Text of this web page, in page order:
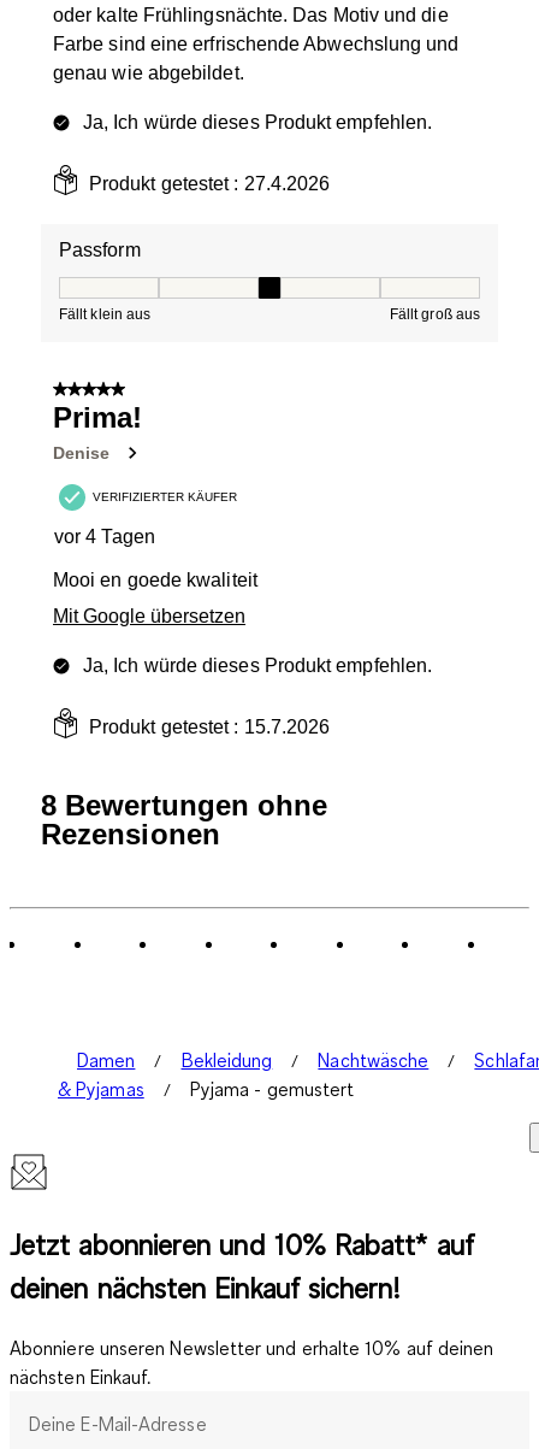
oder kalte Frühlingsnächte. Das Motiv und die
Farbe sind eine erfrischende Abwechslung und
genau wie abgebildet.
Ja, Ich würde dieses Produkt empfehlen.
Produkt getestet : 27.4.2026
Passform
Fällt klein aus Fällt groß aus
5 von 5 Sternen.
Prima!
Denise
VERIFIZIERTER KÄUFER
vor 4 Tagen
Mooi en goede kwaliteit
Mit Google übersetzen
Ja, Ich würde dieses Produkt empfehlen.
Produkt getestet : 15.7.2026
8 Bewertungen ohne
Rezensionen
Damen Bekleidung Nachtwäsche
& Pyjamas
Pyjama - gemustert
Jetzt abonnieren und 10% Rabatt* auf
deinen nächsten Einkauf sichern!
Abonniere unseren Newsletter und erhalte 10% auf deinen
nächsten Einkauf.
Deine E-Mail-Adresse